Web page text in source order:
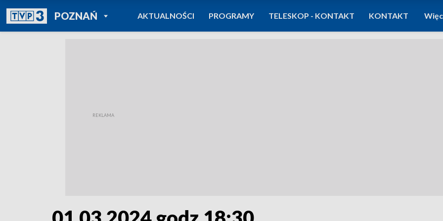
POZNAŃPOWRÓT DO
TVP REGIONY
AKTUALNOŚCI PROGRAMY TELESKOP - KONTAKT KONTAKT